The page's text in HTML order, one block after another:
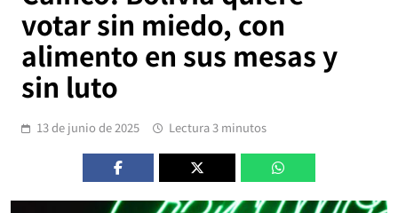
votar sin miedo, con
alimento en sus mesas y
sin luto
13 de junio de 2025 Lectura 3 minutos